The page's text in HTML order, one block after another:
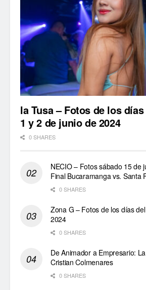
la Tusa – Fotos de los
1 y 2 de junio de 2024
0 SHARES
NECIO – Fotos sábado 15 de
Final Bucaramanga vs. Santa
0 SHARES
Zona G – Fotos de los días
2024
0 SHARES
De Animador a Empresario:
Cristian Colmenares
0 SHARES